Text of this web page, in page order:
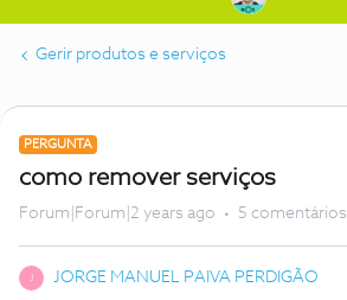
Gerir produtos e serviços
PERGUNTA
como remover serviços
Forum|Forum|2 years ago 5 comentários
JORGE MANUEL PAIVA PERDIGÃO